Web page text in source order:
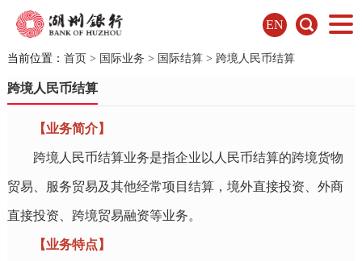
EN
当前位置： 首页 > 国际业务 > 国际结算> 跨境人民币结算
跨境人民币结算
【业务简介】
跨境人民币结算业务是指企业以人民币结算的跨境货物
贸易、服务贸易及其他经常项目结算，境外直接投资、外商
直接投资、跨境贸易融资等业务。
【业务特点】